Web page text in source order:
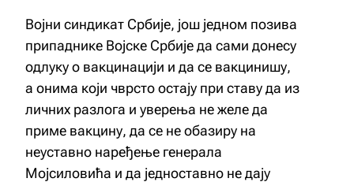
Војни синдикат Србије, још једном позива
припаднике Војске Србије да сами донесу
одлуку о вакцинацији и да се вакцинишу,
а онима који чврсто остају при ставу да из
личних разлога и уверења не желе да
приме вакцину, да се не обазиру на
неуставно наређење генерала
Мојсиловића и да једноставно не дају